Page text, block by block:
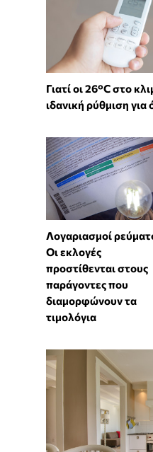
Γιατί οι 26°C στο
ιδανική ρύθμιση για
Λογαριασμοί
Οι εκλογές
προστίθενται στους
παράγοντες που
διαμορφώνουν τα
τιμολόγια